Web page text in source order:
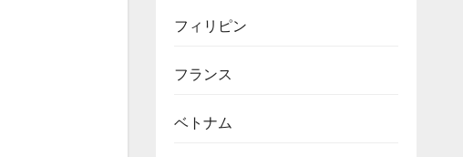
フィリピン
フランス
ベトナム